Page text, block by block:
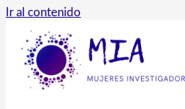
Ir al contenido